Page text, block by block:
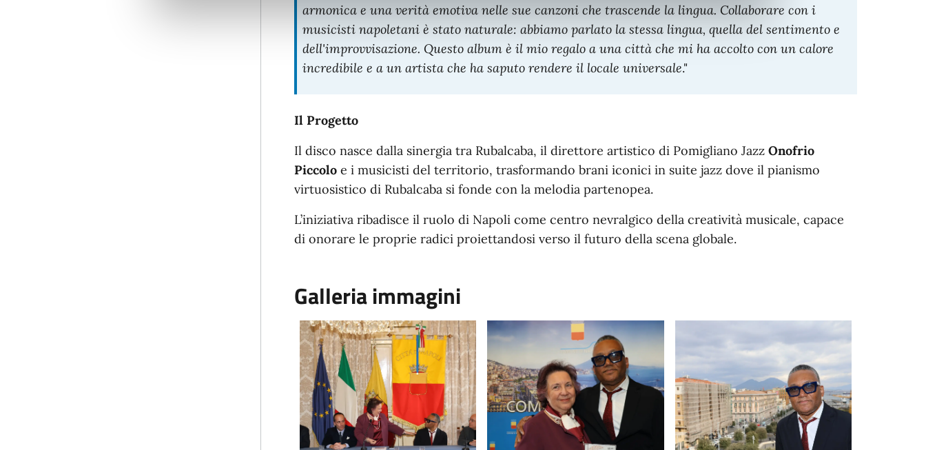
armonica e una verità emotiva nelle sue canzoni che trascende la lingua. Collaborare con i
musicisti napoletani è stato naturale: abbiamo parlato la stessa lingua, quella del sentimento e
dell'improvvisazione. Questo album è il mio regalo a una città che mi ha accolto con un calore
incredibile e a un artista che ha saputo rendere il locale universale."
Il Progetto
Il disco nasce dalla sinergia tra Rubalcaba, il direttore artistico di Pomigliano Jazz Onofrio
Piccolo e i musicisti del territorio, trasformando brani iconici in suite jazz dove il pianismo
virtuosistico di Rubalcaba si fonde con la melodia partenopea.
L’iniziativa ribadisce il ruolo di Napoli come centro nevralgico della creatività musicale, capace
di onorare le proprie radici proiettandosi verso il futuro della scena globale.
Galleria immagini